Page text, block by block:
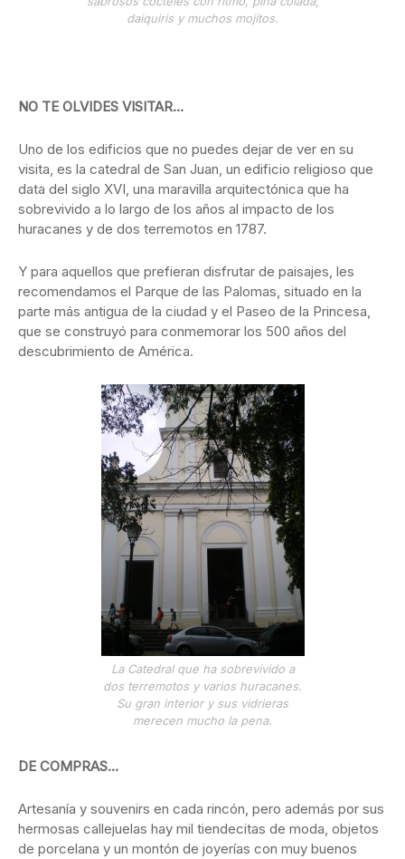
daiquiris y muchos mojitos.
NO TE OLVIDES VISITAR…
Uno de los edificios que no puedes dejar de ver en su
visita, es la catedral de San Juan, un edificio religioso que
data del siglo XVI, una maravilla arquitectónica que ha
sobrevivido a lo largo de los años al impacto de los
huracanes y de dos terremotos en 1787.
Y para aquellos que prefieran disfrutar de paisajes, les
recomendamos el Parque de las Palomas, situado en la
parte más antigua de la ciudad y el Paseo de la Princesa,
que se construyó para conmemorar los 500 años del
descubrimiento de América.
La Catedral que ha sobrevivido a
dos terremotos y varios huracanes.
Su gran interior y sus vidrieras
merecen mucho la pena.
DE COMPRAS…
Artesanía y souvenirs en cada rincón, pero además por sus
hermosas callejuelas hay mil tiendecitas de moda, objetos
de porcelana y un montón de joyerías con muy buenos